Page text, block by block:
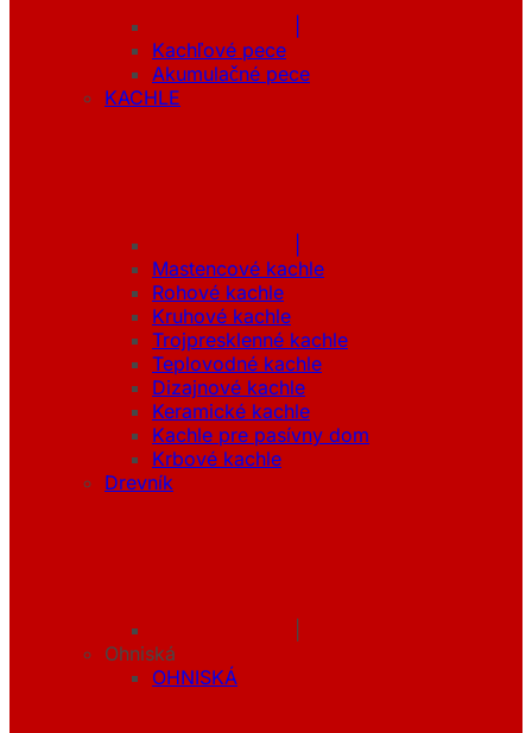
Kachľové pece
Akumulačné pece
KACHLE
Mastencové kachle
Rohové kachle
Kruhové kachle
Trojpresklenné kachle
Teplovodné kachle
Dizajnové kachle
Keramické kachle
Kachle pre pasívny dom
Krbové kachle
Drevník
Ohniská
OHNISKÁ